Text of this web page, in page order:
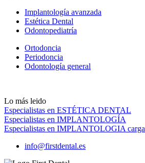
Implantología avanzada
Estética Dental
Odontopediatría
Ortodoncia
Periodoncia
Odontología general
Lo más leido
Especialistas en ESTÉTICA DENTAL
Especialistas en IMPLANTOLOGÍA
Especialistas en IMPLANTOLOGIA
info@firstdental.es